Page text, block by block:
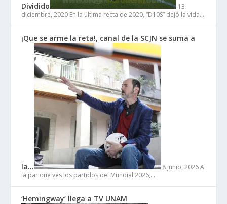
Dividido
13
diciembre, 2020 En la última recta de 2020, “D10S” dejó la vida…
¡Que se arme la reta!, canal de la SCJN se suma a
la… 8 junio, 2026 A
la par que ves los partidos del Mundial 2026,…
‘Hemingway’ llega a TV UNAM